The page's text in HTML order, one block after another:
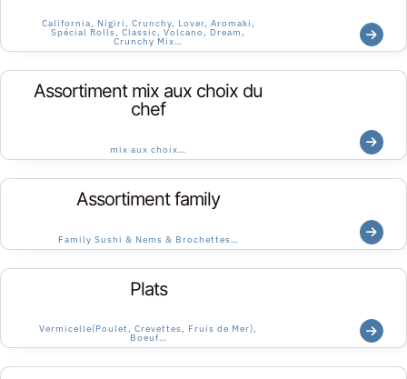
California, Nigiri, Crunchy, Lover, Aromaki,
Spécial Rolls, Classic, Volcano, Dream,
Crunchy Mix…
Assortiment mix aux choix du
chef
mix aux choix…
Assortiment family
Family Sushi & Nems & Brochettes…
Plats
Vermicelle(Poulet, Crevettes, Fruis de Mer),
Boeuf…